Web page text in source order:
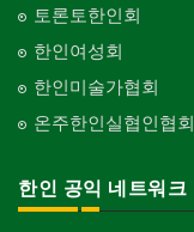
토론토한인회
한인여성회
한인미술가협회
온주한인실협인협회
한인 공익 네트워크